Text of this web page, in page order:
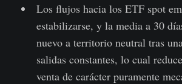
Los flujos hacia los ETF spot
estabilizarse, y la media a 30
nuevo a territorio neutral tras
salidas constantes, lo cual
venta de carácter puramente